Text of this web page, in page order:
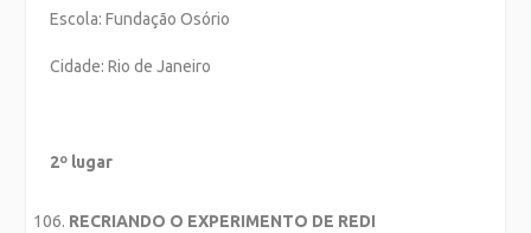
Escola: Fundação Osório
Cidade: Rio de Janeiro
2º lugar
RECRIANDO O EXPERIMENTO DE REDI